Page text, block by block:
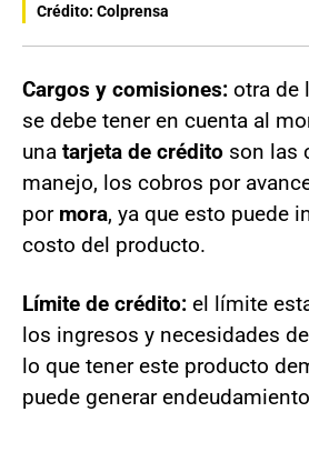
Crédito: Colprensa
Cargos y comisiones: otra de
se debe tener en cuenta al
una tarjeta de crédito son las
manejo, los cobros por
por mora, ya que esto puede
costo del producto.
Límite de crédito: el límite
los ingresos y necesidades
lo que tener este producto
puede generar